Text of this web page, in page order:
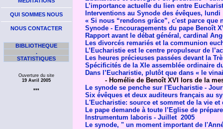
QUI SOMMES NOUS
NOUS CONTACTER
BIBLIOTHEQUE
.
STATISTIQUES
Ouverture du site
19 Avril 2005
***
L’importance actuelle du lien entre
Interventions au Synode des évêques, lundi
« Si nous “rendons grâce”, c'est parce que
Synode - Encouragements du pape Benoît
Rapport avant le débat général, cardinal
Les divorcés remariés et la communion
L’Eucharistie est le centre propulseur de
Les heures précieuses passées devant la
Spécificités de la XIe assemblée ordinaire
Dans l’Eucharistie, plutôt que dans « le
- Homélie de Benoît XVI lors de la
Le synode se penche sur l'Eucharistie -
Six évêques et deux auditeurs français au
L'Eucharistie: source et sommet de la vie
Le pape demande à toute l’Eglise de
Instrumentum laboris - Juillet 2005
Le synode, " un moment important de